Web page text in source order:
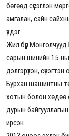
бөгөөд сүсэглэн
амгалан, сайн
үздэг.
Жил бүр Монголчууд
сарын шинийн 15-ны
дэлгэрүүлэн,
Бурхан шашинтны
хотын болон хөдөө
дурын
ирсэн.